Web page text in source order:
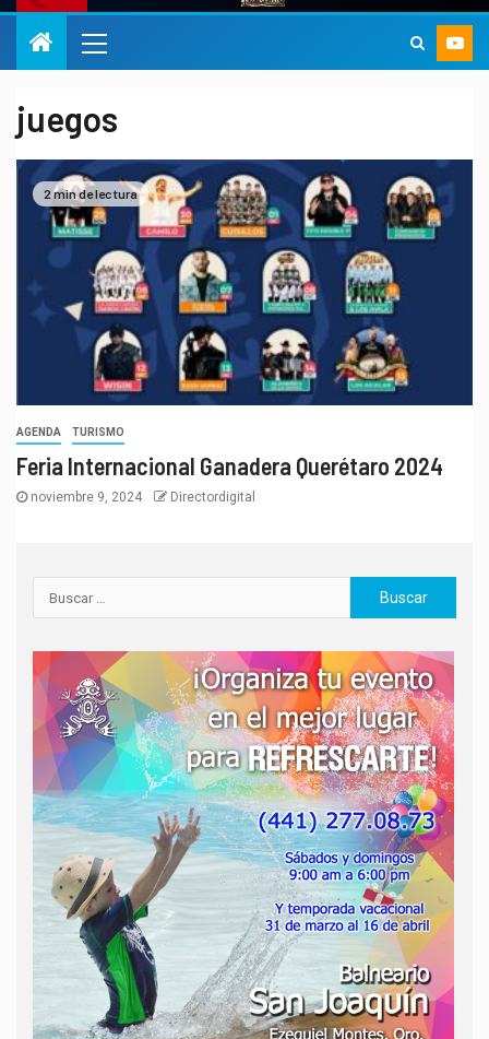
juegos
2 min de lectura
AGENDA TURISMO
Feria Internacional Ganadera Querétaro 2024
noviembre 9, 2024 Directordigital